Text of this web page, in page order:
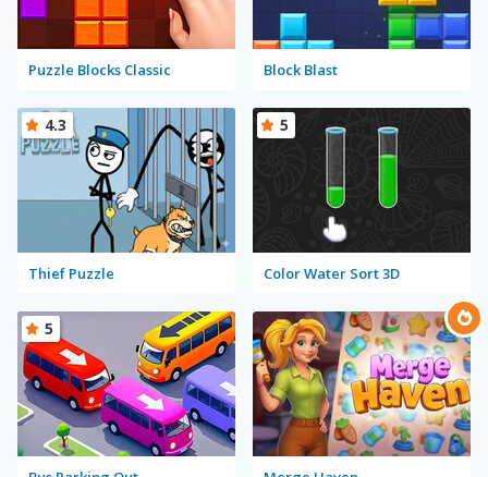
Puzzle Blocks Classic Block Blast
Thief Puzzle
4.3
Color Water Sort 3D
5
5